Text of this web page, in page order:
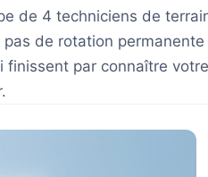
de 4 techniciens de
de rotation permanente
finissent par connaître votre